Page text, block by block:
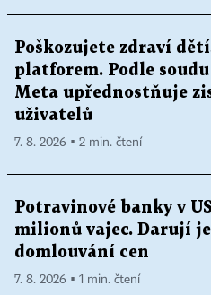
Poškozujete zdraví
platforem. Podle
Meta upřednostňuje
uživatelů
7. 8. 2026 ▪ 2 min. čtení
Potravinové banky v
milionů vajec. Darují
domlouvání cen
7. 8. 2026 ▪ 1 min. čtení